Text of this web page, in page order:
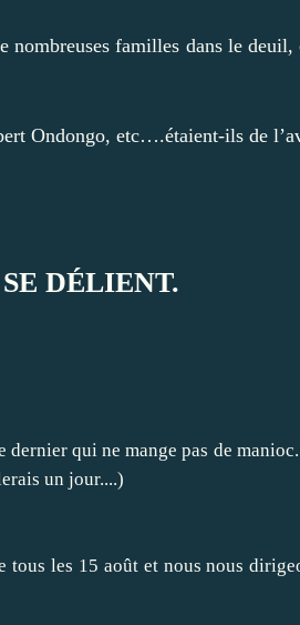
familles dans le
Ondongo, etc….étaient-ils de
DÉLIENT.
qui ne mange pas de
un jour....)
les 15 août et nous nous